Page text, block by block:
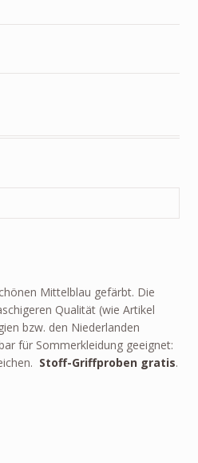
Mittelblau gefärbt. Die
Qualität (wie Artikel
bzw. den Niederlanden
für Sommerkleidung geeignet:
Stoff-Griffproben gratis.